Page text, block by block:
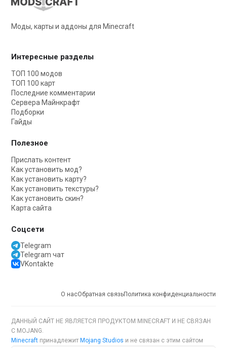
Моды, карты и аддоны для Minecraft
Интересные разделы
ТОП 100 модов
ТОП 100 карт
Последние комментарии
Сервера Майнкрафт
Подборки
Гайды
Полезное
Прислать контент
Как установить мод?
Как установить карту?
Как установить текстуры?
Как установить скин?
Карта сайта
Соцсети
Telegram
Telegram чат
VKontakte
О насОбратная связьПолитика конфиденциальности
ДАННЫЙ САЙТ НЕ ЯВЛЯЕТСЯ ПРОДУКТОМ MINECRAFT И НЕ СВЯЗАН
С MOJANG.
Minecraft принадлежит Mojang Studios и не связан с этим сайтом